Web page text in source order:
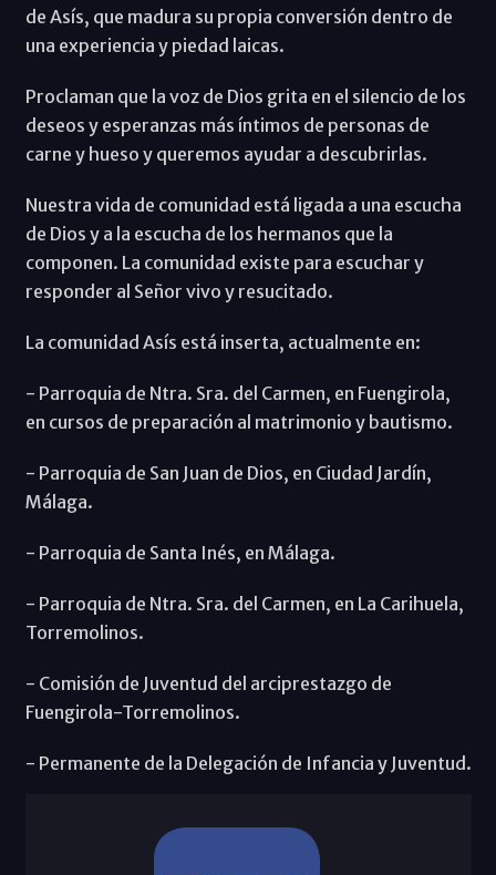
de Asís, que madura su propia conversión dentro de
una experiencia y piedad laicas.
Proclaman que la voz de Dios grita en el silencio de los
deseos y esperanzas más íntimos de personas de
carne y hueso y queremos ayudar a descubrirlas.
Nuestra vida de comunidad está ligada a una escucha
de Dios y a la escucha de los hermanos que la
componen. La comunidad existe para escuchar y
responder al Señor vivo y resucitado.
La comunidad Asís está inserta, actualmente en:
- Parroquia de Ntra. Sra. del Carmen, en Fuengirola,
en cursos de preparación al matrimonio y bautismo.
- Parroquia de San Juan de Dios, en Ciudad Jardín,
Málaga.
- Parroquia de Santa Inés, en Málaga.
- Parroquia de Ntra. Sra. del Carmen, en La Carihuela,
Torremolinos.
- Comisión de Juventud del arciprestazgo de
Fuengirola-Torremolinos.
- Permanente de la Delegación de Infancia y Juventud.